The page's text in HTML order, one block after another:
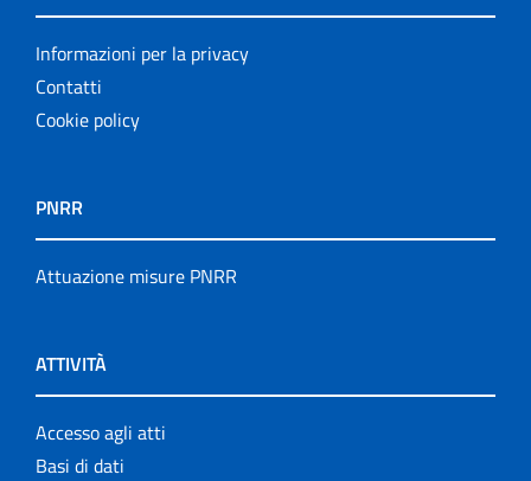
Informazioni per la privacy
Contatti
Cookie policy
PNRR
Attuazione misure PNRR
ATTIVITÀ
Accesso agli atti
Basi di dati